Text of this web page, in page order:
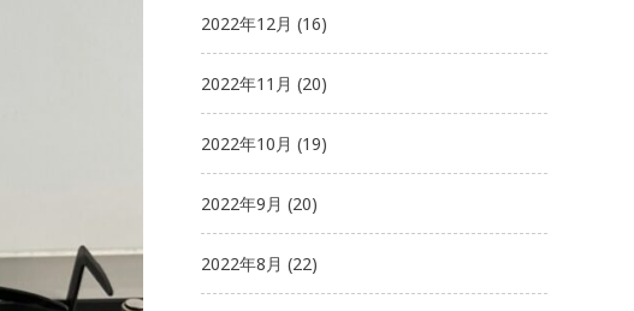
2022年12月 (16)
2022年11月 (20)
2022年10月 (19)
2022年9月 (20)
2022年8月 (22)